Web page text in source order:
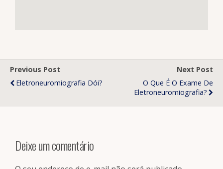
Previous Post
Eletroneuromiografia Dói?
Next Post
O Que É O Exame De
Eletroneuromiografia?
Deixe um comentário